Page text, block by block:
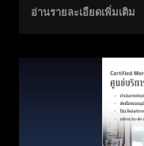
อ่านรายละเอียดเพิ่มเติม